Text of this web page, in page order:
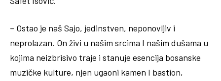
– Ostao je naš Sajo, jedinstven, neponovljiv i
neprolazan. On živi u našim srcima I našim dušama u
kojima neizbrisivo traje i stanuje esencija bosanske
muzičke kulture, njen ugaoni kamen I bastion,